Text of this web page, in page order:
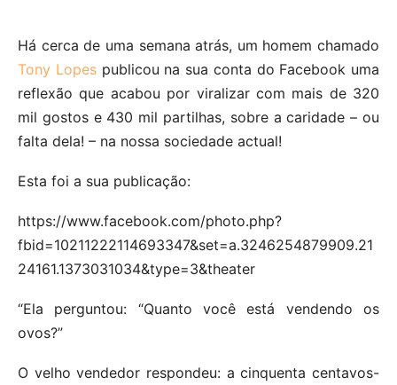
Há cerca de uma semana atrás, um homem chamado
Tony Lopespublicou na sua conta do Facebook uma
reflexão que acabou por viralizar com mais de 320
mil gostos e 430 mil partilhas, sobre a caridade – ou
falta dela! – na nossa sociedade actual!
Esta foi a sua publicação:
https://www.facebook.com/photo.php?
fbid=10211222114693347&set=a.3246254879909.21
24161.1373031034&type=3&theater
“Ela perguntou: “Quanto você está vendendo os
ovos?”
O velho vendedor respondeu: a cinquenta centavos-